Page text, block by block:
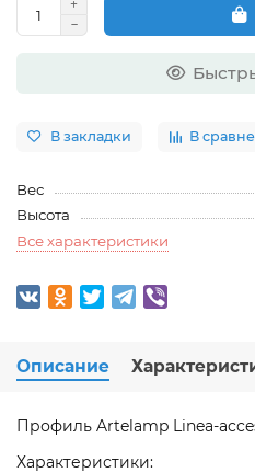
В закладки В
Вес
Высота
Все характеристики
Описание
Профиль Artelamp Linea-
Характеристики: